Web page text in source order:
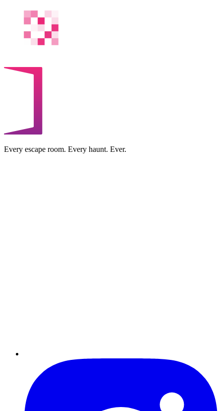
Every escape room. Every haunt. Ever.